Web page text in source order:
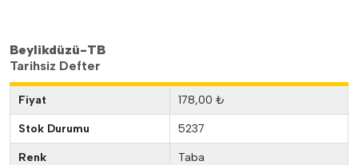
Beylikdüzü-TB
Tarihsiz Defter
Fiyat 178,00 ₺
Stok Durumu 5237
Renk Taba